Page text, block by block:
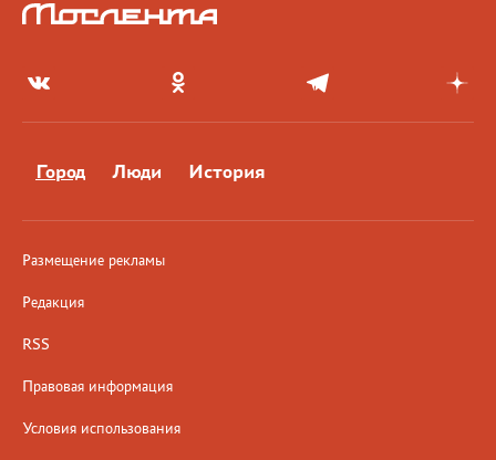
Город Люди История
Размещение рекламы
Редакция
RSS
Правовая информация
Условия использования